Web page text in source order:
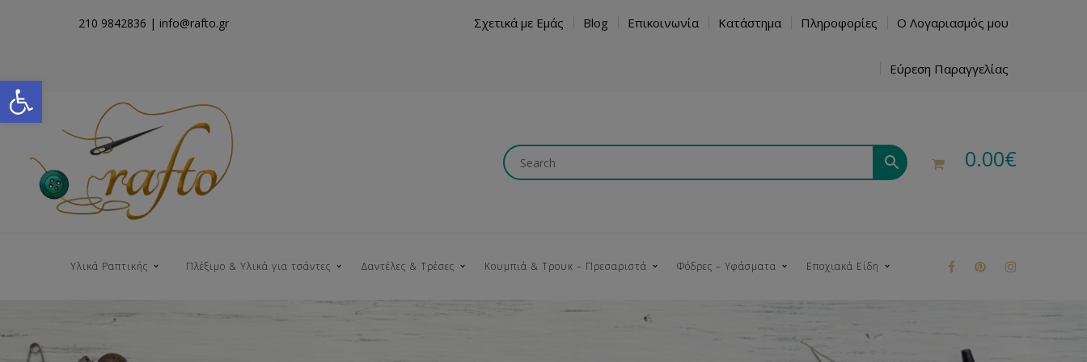
Open toolbar
210 9842836 | info@rafto.gr Σχετικά με Εμάς Blog Επικοινωνία Κατάστημα Πληροφορίες Ο Λογαριασμός μου
Εύρεση Παραγγελίας
0.00€
Υλικά Ραπτικής Πλέξιμο & Υλικά για τσάντες Δαντέλες & Τρέσες Κουμπιά & Τρουκ – Πρεσαριστά Φόδρες – Υφάσματα Εποχιακά Είδη